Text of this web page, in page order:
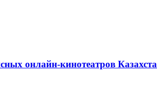
онлайн-кинотеатров